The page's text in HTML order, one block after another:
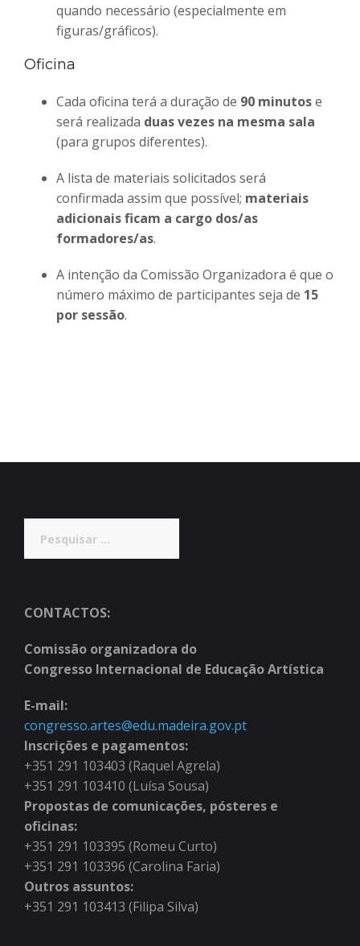
quando necessário (especialmente em
figuras/gráficos).
Oficina
Cada oficina terá a duração de 90 minutose
será realizada duas vezes na mesma sala
(para grupos diferentes).
A lista de materiais solicitados será
confirmada assim que possível; materiais
adicionais ficam a cargo dos/as
formadores/as.
A intenção da Comissão Organizadora é que o
número máximo de participantes seja de 15
por sessão.
por:
CONTACTOS:
Comissão organizadora do
Congresso Internacional de Educação Artística
E-mail:
congresso.artes@edu.madeira.gov.pt
Inscrições e pagamentos:
+351 291 103403 (Raquel Agrela)
+351 291 103410 (Luísa Sousa)
Propostas de comunicações, pósteres e
oficinas:
+351 291 103395 (Romeu Curto)
+351 291 103396 (Carolina Faria)
Outros assuntos:
+351 291 103413 (Filipa Silva)